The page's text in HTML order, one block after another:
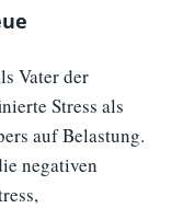
Vater der
Stress als
auf Belastung.
negativen